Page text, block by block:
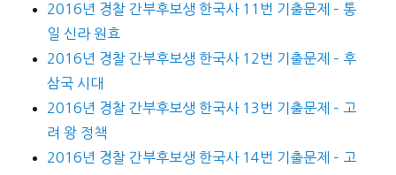
2016년 경찰 간부후보생 한국사 11번 기출문제 – 통
일 신라 원효
2016년 경찰 간부후보생 한국사 12번 기출문제 – 후
삼국 시대
2016년 경찰 간부후보생 한국사 13번 기출문제 – 고
려 왕 정책
2016년 경찰 간부후보생 한국사 14번 기출문제 – 고